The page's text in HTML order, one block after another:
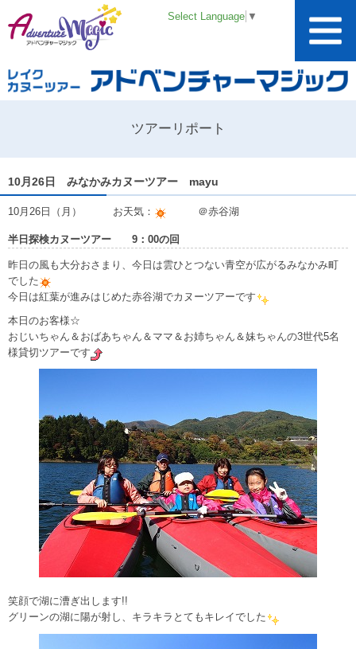
Select Language ▼
ツアーリポート
10月26日 みなかみカヌーツアー mayu
10月26日（月） お天気： ＠赤谷湖
半日探検カヌーツアー 9：00の回
昨日の風も大分おさまり、今日は雲ひとつない青空が広がるみなかみ町
でした
今日は紅葉が進みはじめた赤谷湖でカヌーツアーです
本日のお客様☆
おじいちゃん＆おばあちゃん＆ママ＆お姉ちゃん＆妹ちゃんの3世代5名
様貸切ツアーです
笑顔で湖に漕ぎ出します!!
グリーンの湖に陽が射し、キラキラとてもキレイでした